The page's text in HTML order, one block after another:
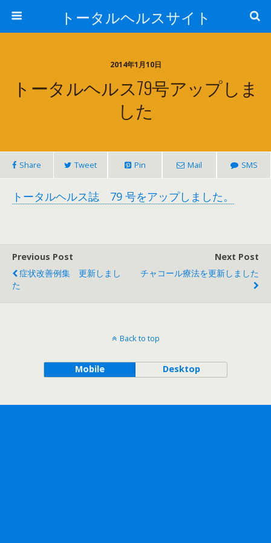
トータルヘルスサイト
2014年1月10日
トータルヘルス79号アップしま
した
Share Tweet Pin Mail SMS
トータルヘルス誌 79 号をアップしました。
Previous Post
症状改善例集 更新しまし
た
Next Post
チャコール療法を更新しました
Back to top
Mobile Desktop